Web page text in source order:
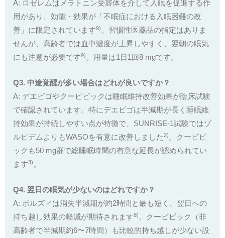
A: ロゼレムはメラトニン受容体を介して入眠を促進する作
用があり、効能・効果が「不眠症における入眠困難の改
善」に限定されています9) 。習慣性医薬品の指定はありま
せんが、高齢者では血中濃度が上昇しやすく、翌朝の眠気
にも注意が必要です9) 。用量は1日1回8 mgです。
Q3. 中途覚醒が多い場合はどれが良いですか？
A: デエビゴやクービビックは睡眠維持改善効果が臨床試験
で確認されています。特にデエビゴは半減期が長く睡眠維
持効果が持続しやすい点が特徴で、SUNRISE-1試験ではゾ
ルピデムよりもWASOを有意に改善しました2) 。クービビ
ックも50 mg群で総睡眠時間の有意な延長が認められてい
ます3) 。
Q4. 翌日の眠気が少ないのはどれですか？
A: ボルズィは消失半減期が約2時間と最も短く、翌日への
持ち越し効果の軽減が期待されます8) 。クービビック（非
高齢者で半減期約6〜7時間）も比較的持ち越しが少ない設